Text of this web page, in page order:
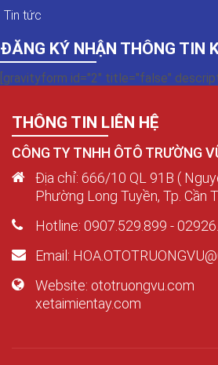
Tin tức
ĐĂNG KÝ NHẬN THÔNG TIN
[gravityform id="2" title="false"
THÔNG TIN LIÊN HỆ
CÔNG TY TNHH ÔTÔ TRƯỜNG
Địa chỉ: 666/10 QL 91B (
Phường Long Tuyền, Tp. Cần
Hotline: 0907.529.899 -
Email:
Website: ototruongvu.com
xetaimientay.com